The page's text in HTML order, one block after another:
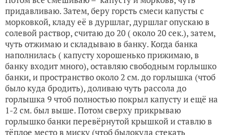
придавливаю. Затем, беру горсть смеси капусты с
морковкой, кладу её в дуршлаг, дуршлаг опускаю в
солевой раствор, считаю до 20 ( около 20 сек.), затем,
чуть отжимаю и складываю в банку. Когда банка
наполнилась ( капусту хорошенько прижимаю, в
банку входит много), оставляю свободным горлышко
банки, и пространство около 2 см. до горлышка (чтоб
было куда бродить), доливаю чуть рассола до
горлышка 9 чтоб полностью покрыл капусту и ещё на
1-2 см. был выше. Потом сверху прикрываю
горлышко банки перевёрнутой крышкой и ставлю в
тёплое место в миску (чтоб былокуда стекать